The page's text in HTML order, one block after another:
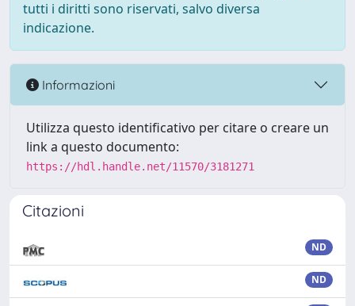
tutti i diritti sono riservati, salvo diversa
indicazione.
Informazioni
Utilizza questo identificativo per citare o creare un
link a questo documento:
https://hdl.handle.net/11570/3181271
Citazioni
ND
ND